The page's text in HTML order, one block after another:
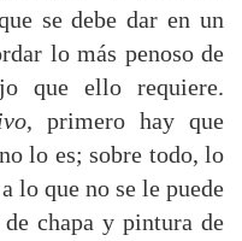
se debe dar en un
lo más penoso de
que ello requiere.
, primero hay que
lo es; sobre todo, lo
lo que no se le puede
chapa y pintura de